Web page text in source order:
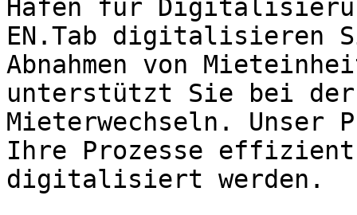
Hafen für
EN.Tab digitalisieren
Abnahmen von
unterstützt Sie bei
Mieterwechseln. Unser
Ihre Prozesse
digitalisiert werden.